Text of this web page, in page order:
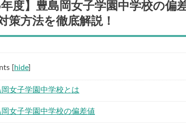
年度】豊島岡女子学園中学校の偏
策方法を徹底解説！
[hide]
岡女子学園中学校とは
岡女子学園中学校の偏差値